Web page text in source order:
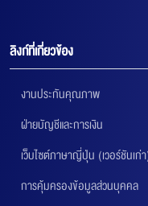
ลิงก์ที่เกี่ยวข้อง
งานประกันคุณภาพ
ฝ่ายบัญชีและการเงิน
เว็บไซต์ภาษาญี่ปุ่น (เวอร์ชันเก่
การคุ้มครองข้อมูลส่วนบุคคล